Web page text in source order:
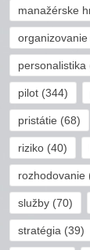
manažérske
organizovanie
personalistika
pilot (344)
pristátie (68)
riziko (40)
rozhodovanie
služby (70)
stratégia (39)